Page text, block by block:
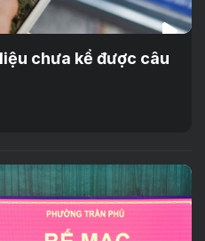
chưa kể được câu